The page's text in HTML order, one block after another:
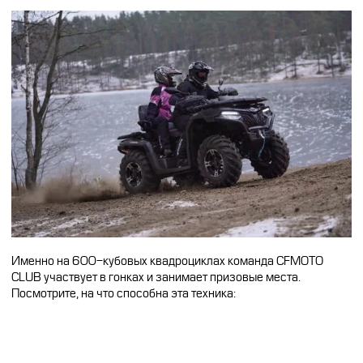
Именно на 600-кубовых квадроциклах команда CFMOTO
CLUB участвует в гонках и занимает призовые места.
Посмотрите, на что способна эта техника: